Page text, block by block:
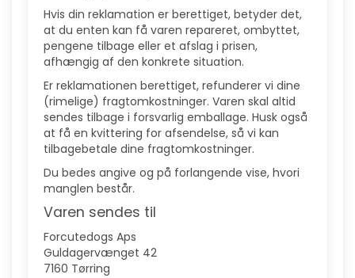
Hvis din reklamation er berettiget, betyder det,
at du enten kan få varen repareret, ombyttet,
pengene tilbage eller et afslag i prisen,
afhængig af den konkrete situation.
Er reklamationen berettiget, refunderer vi dine
(rimelige) fragtomkostninger. Varen skal altid
sendes tilbage i forsvarlig emballage. Husk også
at få en kvittering for afsendelse, så vi kan
tilbagebetale dine fragtomkostninger.
Du bedes angive og på forlangende vise, hvori
manglen består.
Varen sendes til
Forcutedogs Aps
Guldagervænget 42
7160 Tørring